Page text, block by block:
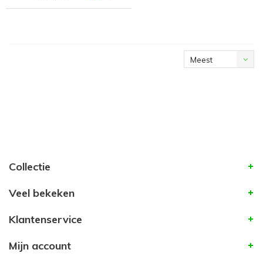
Meest
Collectie
Veel bekeken
Klantenservice
Mijn account